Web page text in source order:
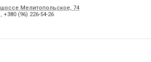
Мелитопольское, 74
, +380 (96) 226-54-26